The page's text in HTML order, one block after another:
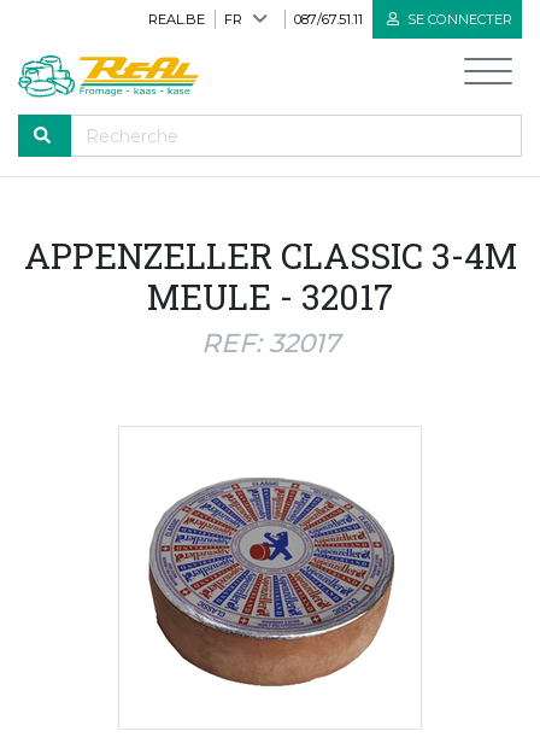
REAL.BE FR 087/67.51.11 SE CONNECTER
Accueil
Tous les produits
Nouveaux produits
APPENZELLER CLASSIC 3-4M
MEULE - 32017
REF: 32017